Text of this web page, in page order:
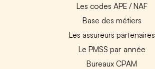
Les codes APE / NAF
Base des métiers
Les assureurs partenaires
Le PMSS par année
Bureaux CPAM